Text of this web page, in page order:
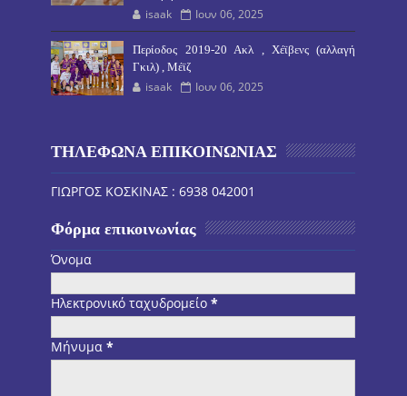
isaak Ιουν 06, 2025
Περίοδος 2019-20 Ακλ , Χέϊβενς (αλλαγή
Γκιλ) , Μέϊζ
isaak Ιουν 06, 2025
ΤΗΛΕΦΩΝΑ ΕΠΙΚΟΙΝΩΝΙΑΣ
ΓΙΩΡΓΟΣ ΚΟΣΚΙΝΑΣ : 6938 042001
Φόρμα επικοινωνίας
Όνομα
Ηλεκτρονικό ταχυδρομείο*
Μήνυμα*